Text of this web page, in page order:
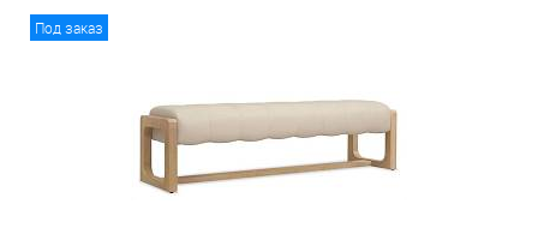
Под заказ